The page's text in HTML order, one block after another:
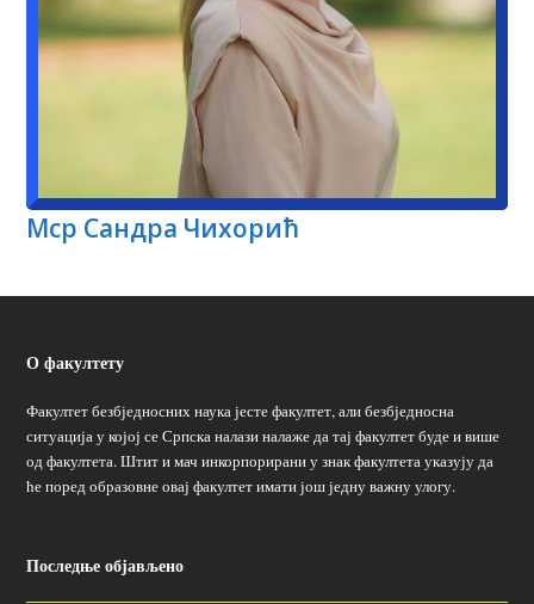
Мср Сандра Чихорић
О факултету
Факултет безбједносних наука јесте факултет, али безбједносна
ситуација у којој се Српска налази налаже да тај факултет буде и више
од факултета. Штит и мач инкорпорирани у знак факултета указују да
ће поред образовне овај факултет имати још једну важну улогу.
Последње објављено